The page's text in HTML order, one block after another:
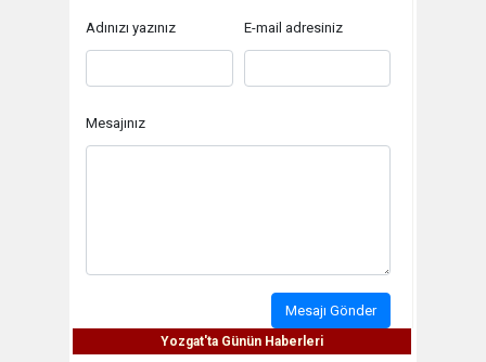
Adınızı yazınız E-mail adresiniz
Mesajınız
Mesajı Gönder
Yozgat'ta Günün Haberleri